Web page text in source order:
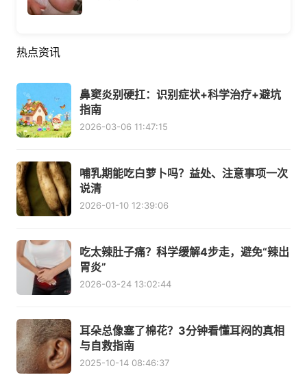
热点资讯
鼻窦炎别硬扛：识别症状+科学治疗+避坑
指南
2026-03-06 11:47:15
哺乳期能吃白萝卜吗？益处、注意事项一次
说清
2026-01-10 12:39:06
吃太辣肚子痛？科学缓解4步走，避免“辣出
胃炎”
2026-03-24 13:02:44
耳朵总像塞了棉花？3分钟看懂耳闷的真相
与自救指南
2025-10-14 08:46:37